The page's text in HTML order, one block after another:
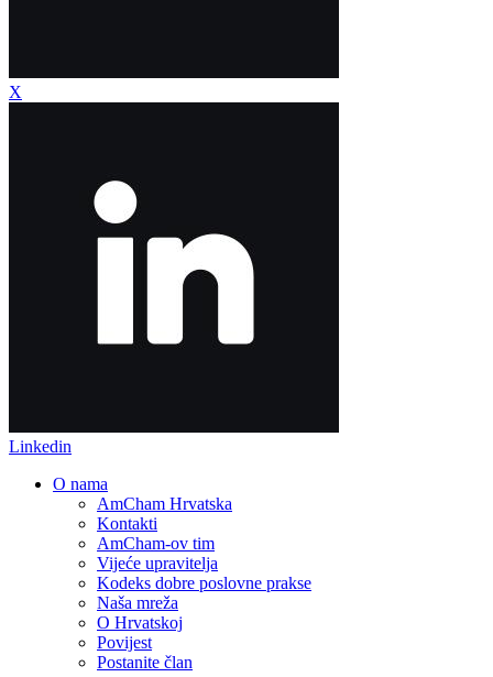
X
Linkedin
O nama
AmCham Hrvatska
Kontakti
AmCham-ov tim
Vijeće upravitelja
Kodeks dobre poslovne prakse
Naša mreža
O Hrvatskoj
Povijest
Postanite član